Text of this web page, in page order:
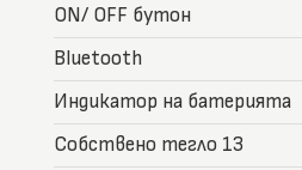
ON/ OFF бутон
Bluetooth
Индикатор на батерията
Собствено тегло 13